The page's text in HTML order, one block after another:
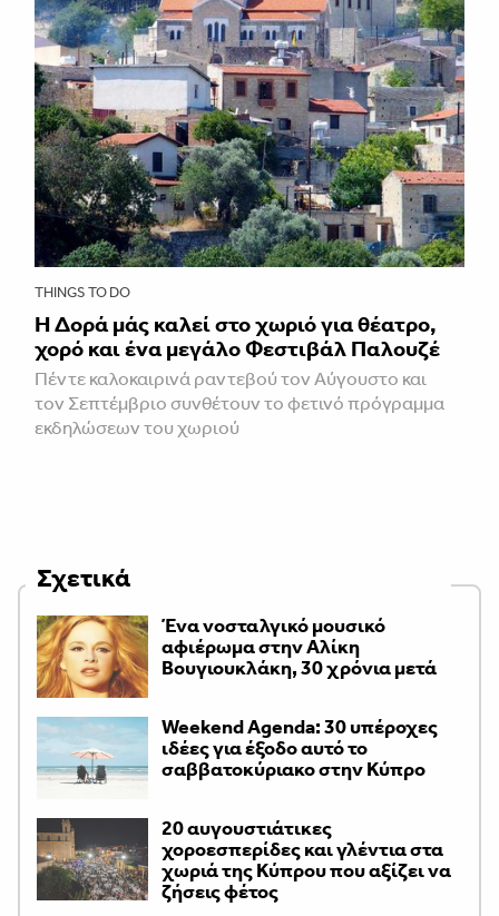
THINGS TO DO
Η Δορά μάς καλεί στο χωριό για θέατρο,
χορό και ένα μεγάλο Φεστιβάλ Παλουζέ
Πέντε καλοκαιρινά ραντεβού τον Αύγουστο και
τον Σεπτέμβριο συνθέτουν το φετινό πρόγραμμα
εκδηλώσεων του χωριού
Σχετικά
Ένα νοσταλγικό μουσικό
αφιέρωμα στην Αλίκη
Βουγιουκλάκη, 30 χρόνια μετά
Weekend Agenda: 30 υπέροχες
ιδέες για έξοδο αυτό το
σαββατοκύριακο στην Κύπρο
20 αυγουστιάτικες
χοροεσπερίδες και γλέντια στα
χωριά της Κύπρου που αξίζει να
ζήσεις φέτος